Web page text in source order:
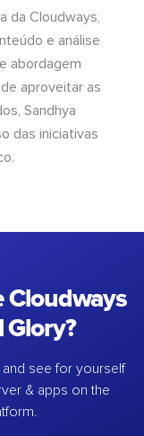
da Cloudways,
e análise
abordagem
aproveitar as
Sandhya
das iniciativas
Cloudways
and see for yourself
& apps on the